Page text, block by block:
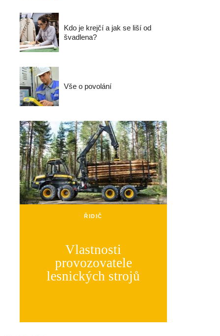
Kdo je krejčí a jak se liší od
švadlena?
Vše o povolání
ŘIDIČ
Vlastnosti
provozovatele
lesnických strojů